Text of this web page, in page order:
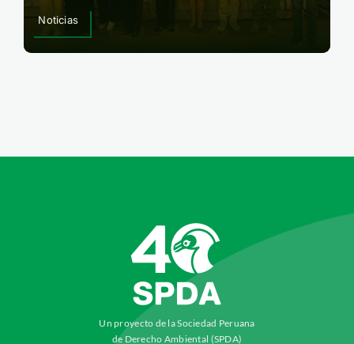
Noticias
Un proyecto de la Sociedad Peruana
de Derecho Ambiental (SPDA)